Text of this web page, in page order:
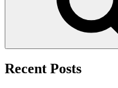
Recent Posts